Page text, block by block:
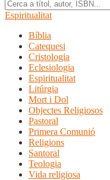
Espiritualitat
Bíblia
Catequesi
Cristologia
Eclesiologia
Espiritualitat
Litúrgia
Mort i Dol
Objectes Religiosos
Pastoral
Primera Comunió
Religions
Santoral
Teologia
Vida religiosa